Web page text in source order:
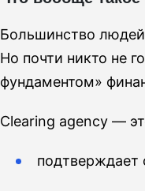
Большинство
Но почти никто не
фундаментом»
Clearing agency —
подтверждает